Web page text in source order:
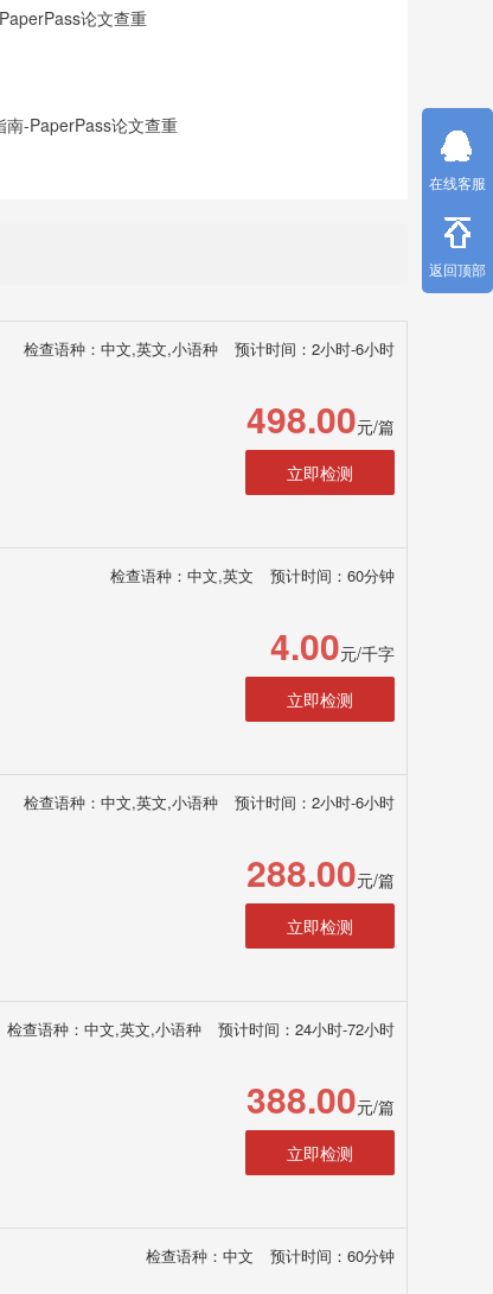
论文查重
-PaperPass论文查重
检查语种：中文,英文,小语种 预计时间：2小时-6小时
498.00元/篇
立即检测
检查语种：中文,英文 预计时间：60分钟
4.00元/千字
立即检测
检查语种：中文,英文,小语种 预计时间：2小时-6小时
288.00元/篇
立即检测
检查语种：中文,英文,小语种 预计时间：24小时-72小时
388.00元/篇
立即检测
检查语种：中文 预计时间：60分钟
在线客服
返回顶部